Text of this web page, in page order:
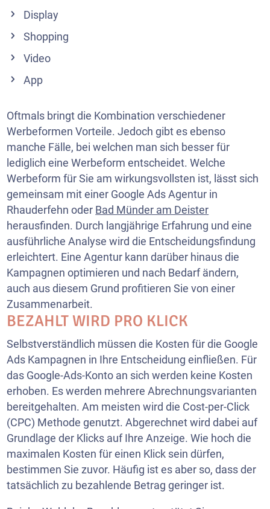
Display
Shopping
Video
App
Oftmals bringt die Kombination verschiedener
Werbeformen Vorteile. Jedoch gibt es ebenso
manche Fälle, bei welchen man sich besser für
lediglich eine Werbeform entscheidet. Welche
Werbeform für Sie am wirkungsvollsten ist, lässt sich
gemeinsam mit einer Google Ads Agentur in
Rhauderfehn oder Bad Münder am Deister
herausfinden. Durch langjährige Erfahrung und eine
ausführliche Analyse wird die Entscheidungsfindung
erleichtert. Eine Agentur kann darüber hinaus die
Kampagnen optimieren und nach Bedarf ändern,
auch aus diesem Grund profitieren Sie von einer
Zusammenarbeit.
BEZAHLT WIRD PRO KLICK
Selbstverständlich müssen die Kosten für die Google
Ads Kampagnen in Ihre Entscheidung einfließen. Für
das Google-Ads-Konto an sich werden keine Kosten
erhoben. Es werden mehrere Abrechnungsvarianten
bereitgehalten. Am meisten wird die Cost-per-Click
(CPC) Methode genutzt. Abgerechnet wird dabei auf
Grundlage der Klicks auf Ihre Anzeige. Wie hoch die
maximalen Kosten für einen Klick sein dürfen,
bestimmen Sie zuvor. Häufig ist es aber so, dass der
tatsächlich zu bezahlende Betrag geringer ist.